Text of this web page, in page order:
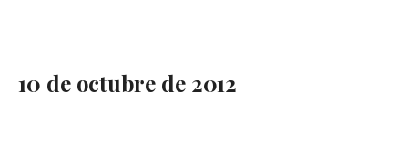
10 de octubre de 2012